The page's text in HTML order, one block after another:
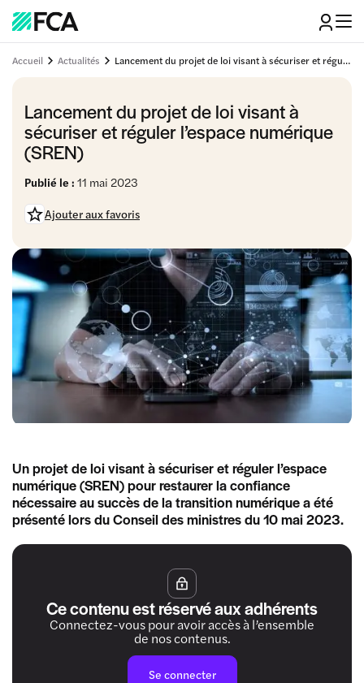
Accueil Actualités Lancement du projet de loi visant à sécuriser et réguler l’espace numérique (SREN)
Lancement du projet de loi visant à
sécuriser et réguler l’espace numérique
(SREN)
Publié le : 11 mai 2023
Ajouter aux favoris
Un projet de loi visant à sécuriser et réguler l’espace
numérique (SREN) pour restaurer la confiance
nécessaire au succès de la transition numérique a été
présenté lors du Conseil des ministres du 10 mai 2023.
Ce contenu est réservé aux adhérents
Connectez-vous pour avoir accès à l’ensemble
de nos contenus.
Se connecter